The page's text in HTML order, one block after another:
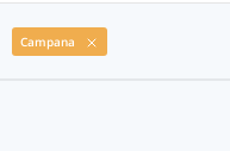
Campana